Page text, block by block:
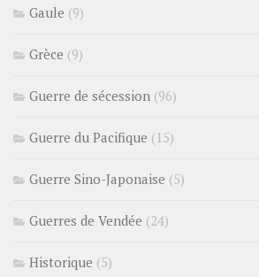
Gaule (9)
Grèce (9)
Guerre de sécession (96)
Guerre du Pacifique (15)
Guerre Sino-Japonaise (5)
Guerres de Vendée (24)
Historique (5)